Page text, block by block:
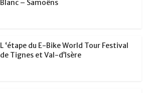
Blanc – Samoëns
L ‘étape du E-Bike World Tour Festival
de Tignes et Val-d’Isère